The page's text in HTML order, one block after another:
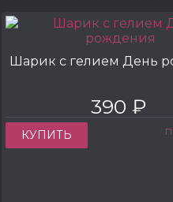
Шарик с гелием День
390 ₽
КУПИТЬ